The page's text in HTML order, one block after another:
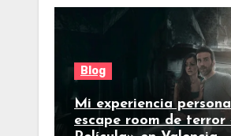
Blog
Mi experiencia
escape room de terror